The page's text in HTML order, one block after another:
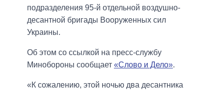
подразделения 95-й отдельной воздушно-
десантной бригады Вооруженных сил
Украины.
Об этом со ссылкой на пресс-службу
Минобороны сообщает «Слово и Дело».
«К сожалению, этой ночью два десантника